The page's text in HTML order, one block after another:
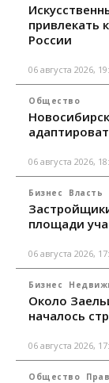
привлекать
России
06 августа 2026,
Общество
06 августа 2026,
Бизнес Власть
площади
06 августа 2026,
Бизнес
Около
началось
06 августа 2026,
Общество